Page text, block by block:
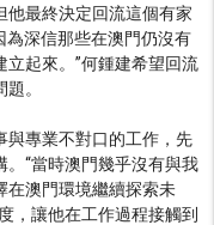
他最終決定回流這個有家
深信那些在澳門仍沒有
起來。”何鍾建希望回流
。
與專業不對口的工作，先
“當時澳門幾乎沒有與我
在澳門環境繼續探索未
，讓他在工作過程接觸到